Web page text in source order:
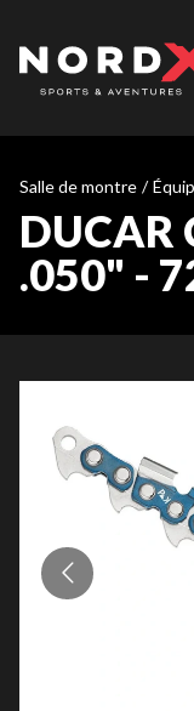
Salle de montre /
DUCAR
.050" -